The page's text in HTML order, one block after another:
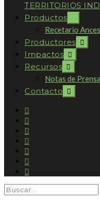
TERRITORIOS
Productos
Recetario
Productores
Impactos
Recursos
Notas de Prensa
Contacto